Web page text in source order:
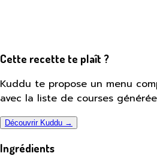
Cette recette te plaît ?
Kuddu te propose un menu
avec la liste de courses
Découvrir Kuddu →
Ingrédients